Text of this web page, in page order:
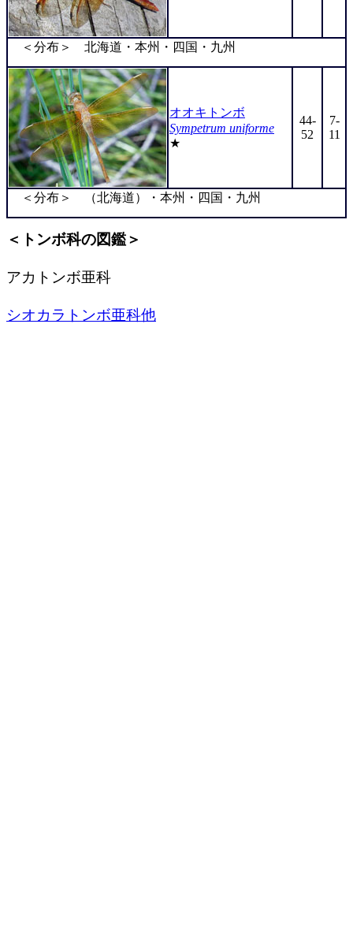
＜分布＞ 北海道・本州・四国・九州
オオキトンボ
Sympetrum uniforme
★
44-
52
7-
11
＜分布＞ （北海道）・本州・四国・九州
＜トンボ科の図鑑＞
アカトンボ亜科
シオカラトンボ亜科他